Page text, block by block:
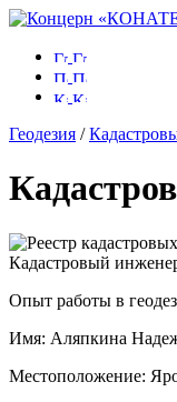
Геодезия /
Кадастровый
Опыт работы в
Имя: Аляпкина
Местоположение: